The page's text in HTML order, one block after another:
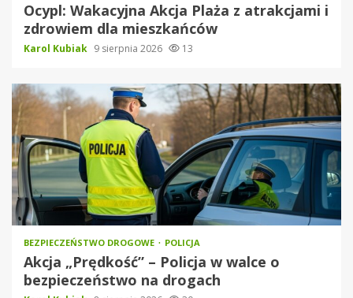
Ocypl: Wakacyjna Akcja Plaża z atrakcjami i
zdrowiem dla mieszkańców
Karol Kubiak 9 sierpnia 2026 13
BEZPIECZEŃSTWO DROGOWE POLICJA
Akcja „Prędkość” – Policja w walce o
bezpieczeństwo na drogach